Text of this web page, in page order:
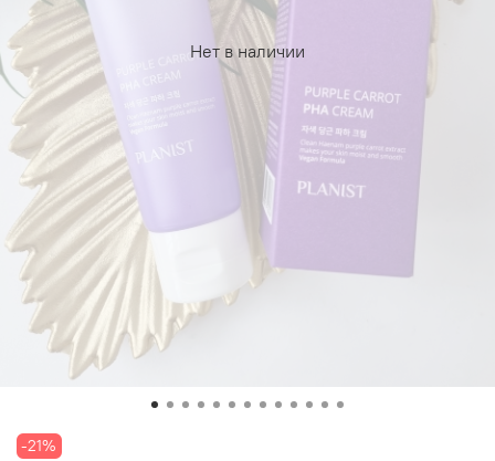
Нет в наличии
-21%